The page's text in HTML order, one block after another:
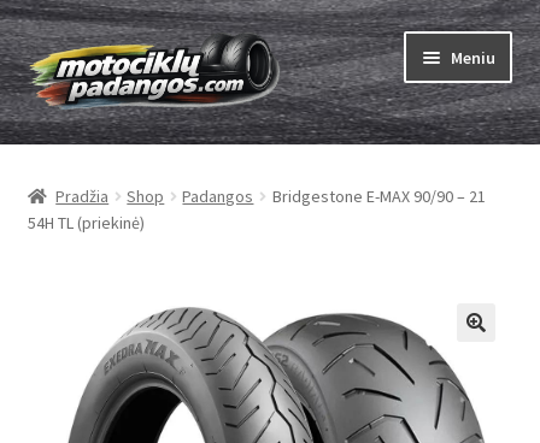
Pereiti
prie
meniu
Pereiti
prie
turinio
Meniu
Padangos
menu
Kameros
menu
Kaip užsisakyti
Pradžia Shop Padangos
Bridgestone E-MAX 90/90 – 21
54H TL (priekinė)